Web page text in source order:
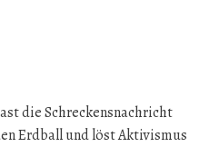
die Schreckensnachricht
Erdball und löst Aktivismus